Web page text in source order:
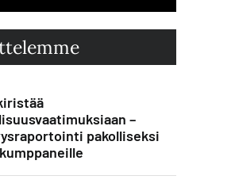
–
pakolliseksi